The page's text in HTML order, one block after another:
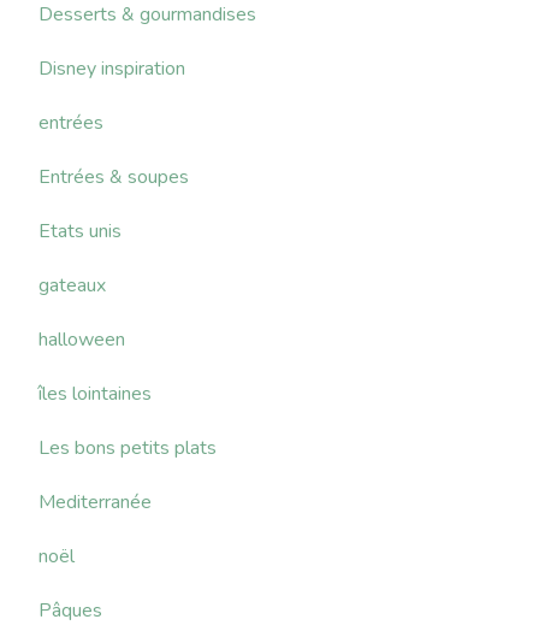
Desserts & gourmandises
Disney inspiration
entrées
Entrées & soupes
Etats unis
gateaux
halloween
îles lointaines
Les bons petits plats
Mediterranée
noël
Pâques